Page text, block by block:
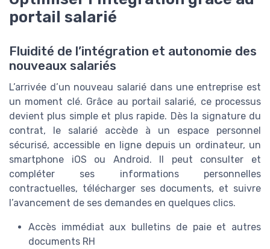
portail salarié
Fluidité de l’intégration et autonomie des
nouveaux salariés
L’arrivée d’un nouveau salarié dans une entreprise est
un moment clé. Grâce au portail salarié, ce processus
devient plus simple et plus rapide. Dès la signature du
contrat, le salarié accède à un espace personnel
sécurisé, accessible en ligne depuis un ordinateur, un
smartphone iOS ou Android. Il peut consulter et
compléter ses informations personnelles
contractuelles, télécharger ses documents, et suivre
l’avancement de ses demandes en quelques clics.
Accès immédiat aux bulletins de paie et autres
documents RH